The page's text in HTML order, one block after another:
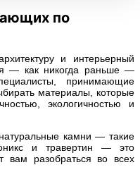
по
и интерьерный
— как никогда раньше —
принимающие
материалы, которые
экологичностью и
камни — такие
и травертин — это
вам разобраться во всех